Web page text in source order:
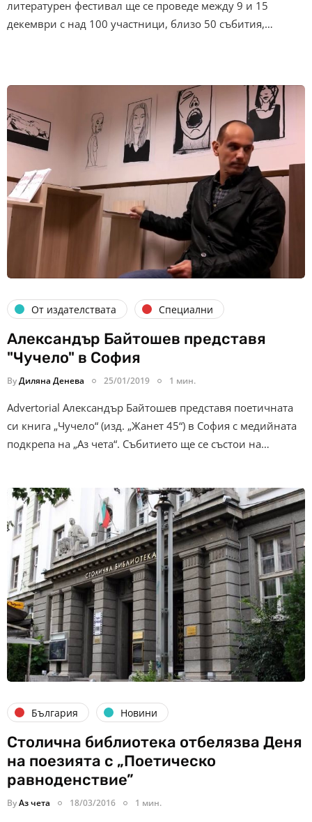
литературен фестивал ще се проведе между 9 и 15
декември с над 100 участници, близо 50 събития,…
От издателствата Специални
Александър Байтошев представя
"Чучело" в София
ByДиляна Денева 25/01/2019 1 мин.
Advertorial Александър Байтошев представя поетичната
си книга „Чучело“ (изд. „Жанет 45“) в София с медийната
подкрепа на „Аз чета“. Събитието ще се състои на…
България Новини
Столична библиотека отбелязва Деня
на поезията с „Поетическо
равноденствие”
ByАз чета 18/03/2016 1 мин.